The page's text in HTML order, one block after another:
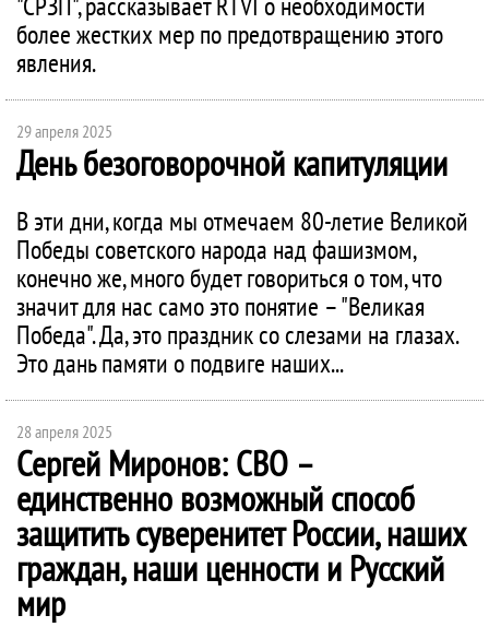
более жестких мер по предотвращению этого
явления.
29 апреля 2025
День безоговорочной капитуляции
В эти дни, когда мы отмечаем 80-летие Великой
Победы советского народа над фашизмом,
конечно же, много будет говориться о том, что
значит для нас само это понятие – "Великая
Победа". Да, это праздник со слезами на глазах.
Это дань памяти о подвиге наших...
28 апреля 2025
Сергей Миронов: СВО –
единственно возможный способ
защитить суверенитет России, наших
граждан, наши ценности и Русский
мир